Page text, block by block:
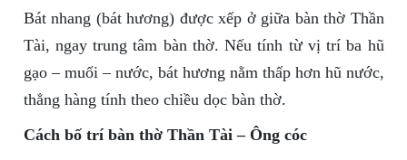
Bát nhang (bát hương) được xếp ở giữa bàn thờ Thần
Tài, ngay trung tâm bàn thờ. Nếu tính từ vị trí ba hũ
gạo – muối – nước, bát hương nằm thấp hơn hũ nước,
thẳng hàng tính theo chiều dọc bàn thờ.
Cách bố trí bàn thờ Thần Tài – Ông cóc